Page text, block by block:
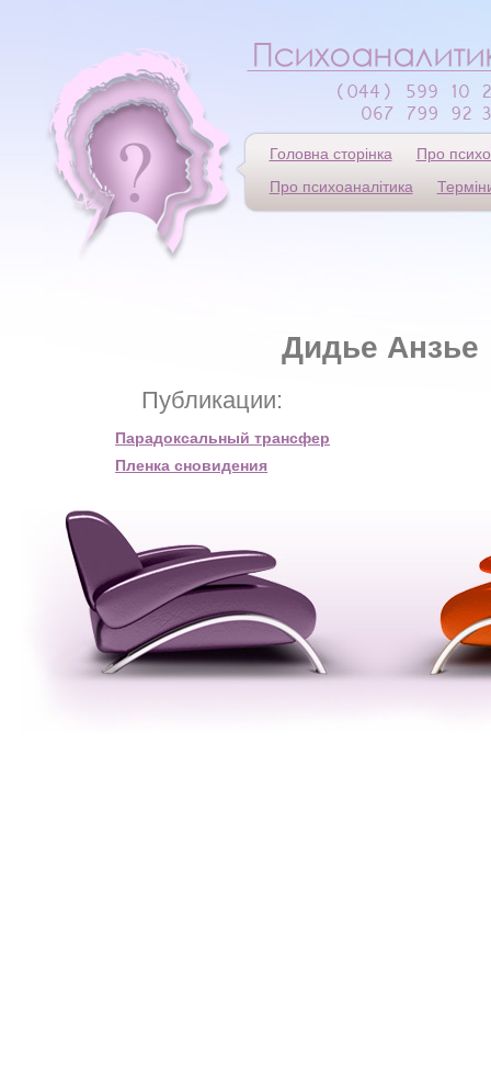
Головна сторінка
Про
Про психоаналітика
Дидье Анзье
Публикации:
Парадоксальный трансфер
Пленка сновидения